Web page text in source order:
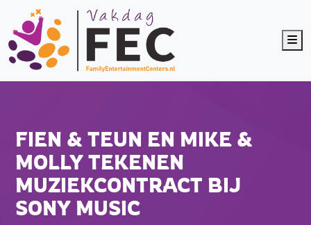
FIEN & TEUN EN MIKE &
MOLLY TEKENEN
MUZIEKCONTRACT BIJ
SONY MUSIC